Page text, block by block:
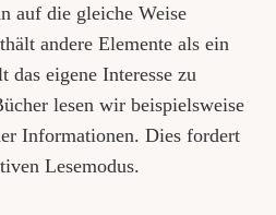
auf die gleiche Weise
andere Elemente als ein
das eigene Interesse zu
lesen wir beispielsweise
Informationen. Dies fordert
Lesemodus.